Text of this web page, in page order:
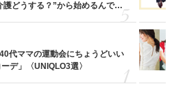
護どうする？”から始めるんで
代ママの運動会にちょうどいい
デ」〈UNIQLO3選〉